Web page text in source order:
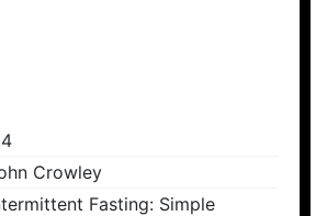
Crowley
Fasting: Simple